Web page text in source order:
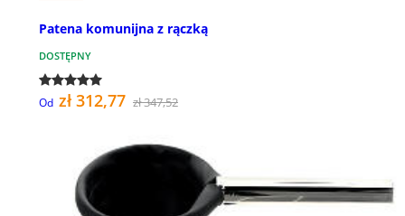
Patena komunijna z rączką
DOSTĘPNY
Od zł 312,77 zł 347,52